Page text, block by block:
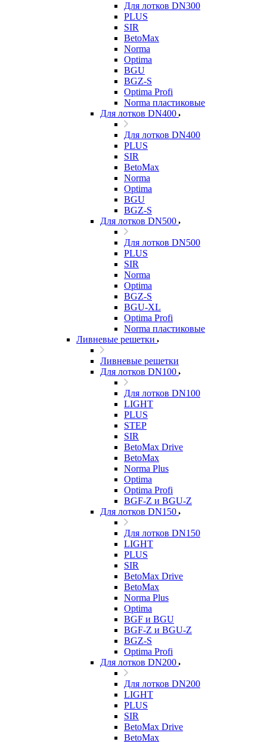
Для лотков DN300
PLUS
SIR
BetoMax
Norma
Optima
BGU
BGZ-S
Optima Profi
Norma пластиковые
Для лотков DN400
Для лотков DN400
PLUS
SIR
BetoMax
Norma
Optima
BGU
BGZ-S
Для лотков DN500
Для лотков DN500
PLUS
SIR
Norma
Optima
BGZ-S
BGU-XL
Optima Profi
Norma пластиковые
Ливневые решетки
Ливневые решетки
Для лотков DN100
Для лотков DN100
LIGHT
PLUS
STEP
SIR
BetoMax Drive
BetoMax
Norma Plus
Optima
Optima Profi
BGF-Z и BGU-Z
Для лотков DN150
Для лотков DN150
LIGHT
PLUS
SIR
BetoMax Drive
BetoMax
Norma Plus
Optima
BGF и BGU
BGF-Z и BGU-Z
BGZ-S
Optima Profi
Для лотков DN200
Для лотков DN200
LIGHT
PLUS
SIR
BetoMax Drive
BetoMax